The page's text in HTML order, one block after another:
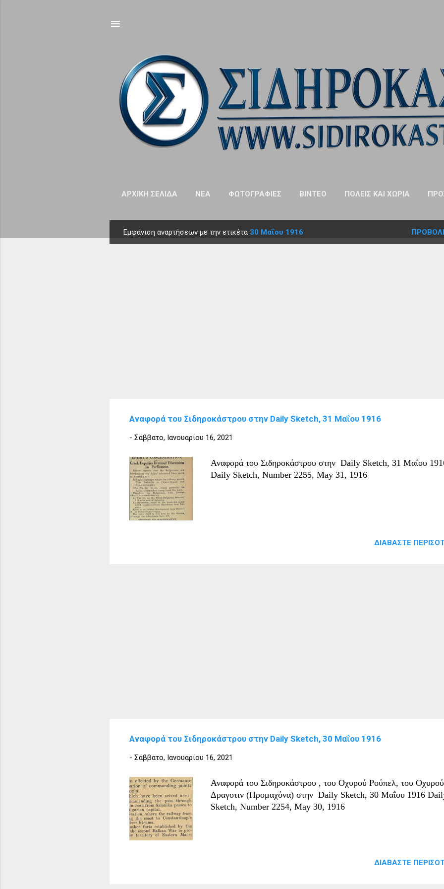
ΑΡΧΙΚΉ ΣΕΛΊΔΑ NΈΑ ΦΩΤΟΓΡΑΦΊΕΣ ΒΊΝΤΕΟ ΠΌΛΕΙΣ ΚΑΙ ΧΩΡΙΆ
Εμφάνιση αναρτήσεων με την ετικέτα 30 Μαΐου 1916
Αναφορά του Σιδηροκάστρου στην Daily Sketch, 31 Μαΐου 1916
- Σάββατο, Ιανουαρίου 16, 2021
Αναφορά του Σιδηροκάστρου στην Daily Sketch, 31 Μαΐου
Daily Sketch, Number 2255, May 31, 1916
ΔΙΑΒΆΣΤΕ
Αναφορά του Σιδηροκάστρου στην Daily Sketch, 30 Μαΐου 1916
- Σάββατο, Ιανουαρίου 16, 2021
Αναφορά του Σιδηροκάστρου , του Οχυρού Ρούπελ, του Οχυρού
Δραγοτιν (Προμαχόνα) στην Daily Sketch, 30 Μαΐου 1916
Sketch, Number 2254, May 30, 1916
ΔΙΑΒΆΣΤΕ